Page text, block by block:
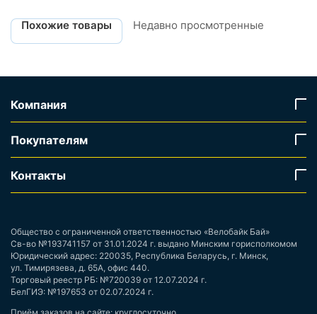
Похожие товары Недавно просмотренные
Компания
Покупателям
Контакты
Общество с ограниченной ответственностью «Велобайк Бай»
Св-во №193741157 от 31.01.2024 г. выдано Минским горисполкомом
Юридический адрес: 220035, Республика Беларусь, г. Минск,
ул. Тимирязева, д. 65А, офис 440.
Торговый реестр РБ: №720039 от 12.07.2024 г.
БелГИЭ: №197653 от 02.07.2024 г.